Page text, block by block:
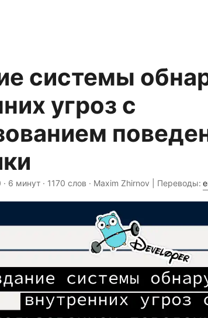
системы
угроз с
· 6 минут · 1170 слов · Maxim Zhirnov | Переводы: